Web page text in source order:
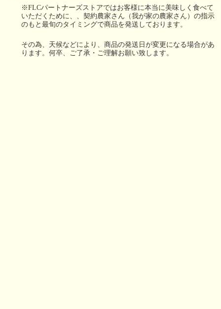
※FLCパートナーズストアではお客様に本当に美味しく食べて
いただくために、、契約農家さん（我が家の農家さん）の指示
のもと最旬のタイミングで商品を発送しております。
その為、天候などにより、商品の発送日が変更になる場合があ
ります。何卒、ご了承・ご理解お願い致します。